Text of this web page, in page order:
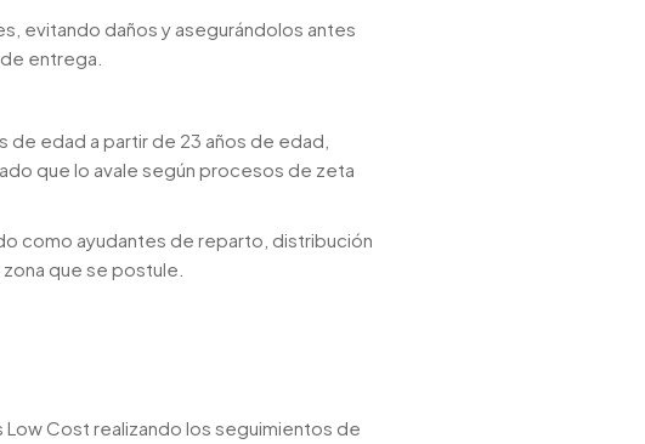
evitando daños y asegurándolos antes
entrega.
edad a partir de 23 años de edad,
que lo avale según procesos de zeta
como ayudantes de reparto, distribución
que se postule.
Cost realizando los seguimientos de